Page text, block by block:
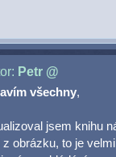
Petr @
všechny,
jsem knihu
z obrázku, to je